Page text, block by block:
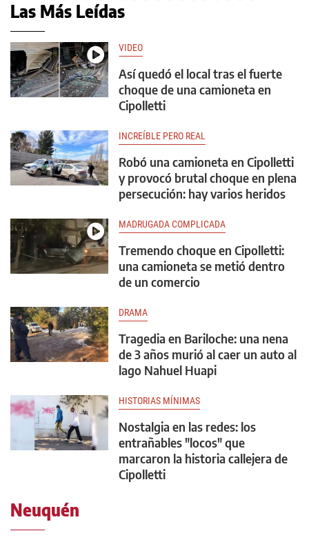
Las Más Leídas
VIDEO
Así quedó el local tras el fuerte
choque de una camioneta en
Cipolletti
INCREÍBLE PERO REAL
Robó una camioneta en Cipolletti
y provocó brutal choque en plena
persecución: hay varios heridos
MADRUGADA COMPLICADA
Tremendo choque en Cipolletti:
una camioneta se metió dentro
de un comercio
DRAMA
Tragedia en Bariloche: una nena
de 3 años murió al caer un auto al
lago Nahuel Huapi
HISTORIAS MÍNIMAS
Nostalgia en las redes: los
entrañables "locos" que
marcaron la historia callejera de
Cipolletti
Neuquén